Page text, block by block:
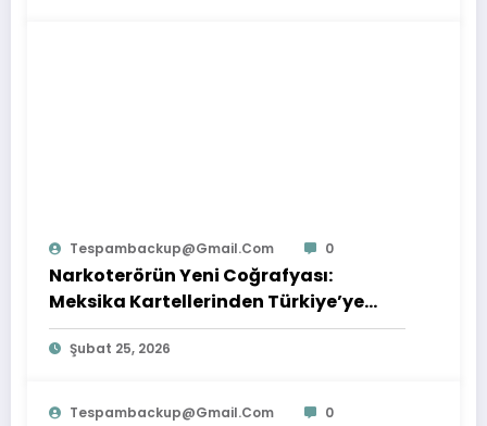
Tespambackup@gmail.com 0
Narkoterörün Yeni Coğrafyası:
Meksika Kartellerinden Türkiye’ye
Çıkarılan Dersler
Şubat 25, 2026
Tespambackup@gmail.com 0